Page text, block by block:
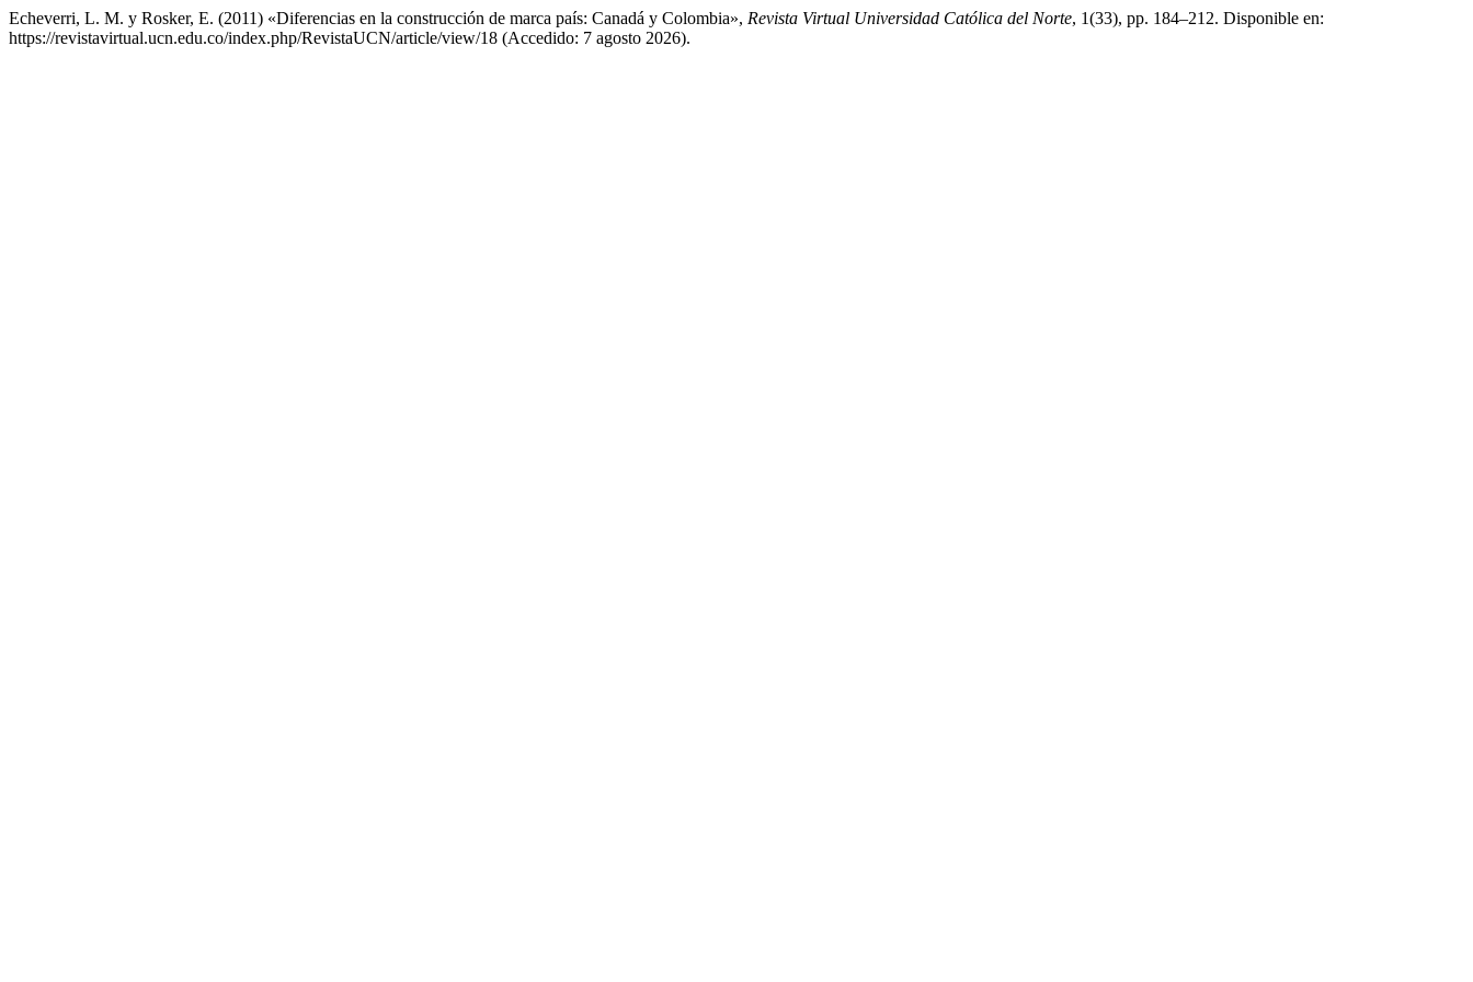
Echeverri, L. M. y Rosker, E. (2011) «Diferencias en la construcción de marca país: Canadá y Colombia», Revista Virtual Universidad Católica del Norte, 1(33), pp. 184–212. Disponible en:
https://revistavirtual.ucn.edu.co/index.php/RevistaUCN/article/view/18 (Accedido: 7 agosto 2026).